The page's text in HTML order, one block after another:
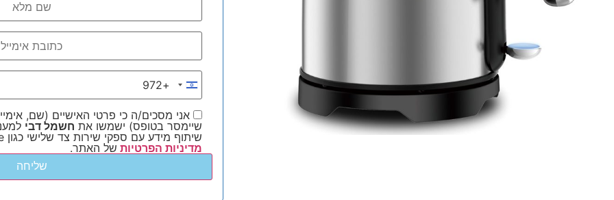
Israel +972
+972
אני מסכים/ה כי פרטי האישיים (שם,
שיימסר בטופס) ישמשו את חשמל דבי
שיתוף מידע עם ספקי שירות צד שלישי כגון Google ו-Meta, בהתאם ל
מדיניות הפרטיות של האתר.